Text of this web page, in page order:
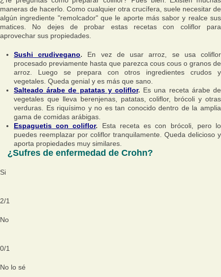
maneras de hacerlo. Como cualquier otra crucífera, suele necesitar de
algún ingrediente "remolcador" que le aporte más sabor y realce sus
matices. No dejes de probar estas recetas con coliflor para
aprovechar sus propiedades.
Sushi crudivegano. En vez de usar arroz, se usa coliflor
procesado previamente hasta que parezca cous cous o granos de
arroz. Luego se prepara con otros ingredientes crudos y
vegetales. Queda genial y es más que sano.
Salteado árabe de patatas y coliflor. Es una receta árabe de
vegetales que lleva berenjenas, patatas, coliflor, brócoli y otras
verduras. Es riquísimo y no es tan conocido dentro de la amplia
gama de comidas arábigas.
Espaguetis con coliflor. Esta receta es con brócoli, pero lo
puedes reemplazar por coliflor tranquilamente. Queda delicioso y
aporta propiedades muy similares.
¿Sufres de enfermedad de Crohn?
Si
2/1
No
0/1
No lo sé